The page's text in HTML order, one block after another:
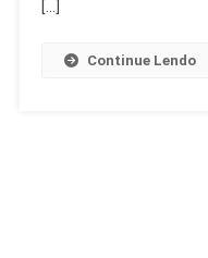
[…]
Continue Lendo